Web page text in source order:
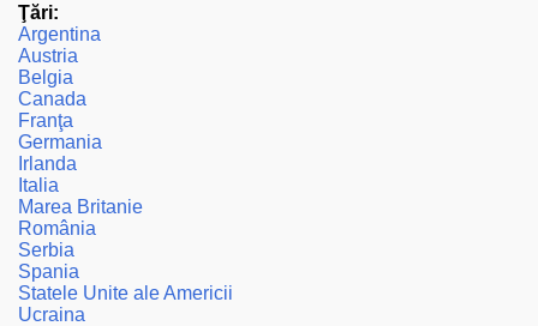
m
e
n
t
a
r
i
u
Ţări:
Argentina
Austria
Belgia
Canada
Franţa
Germania
Irlanda
Italia
Marea Britanie
România
Serbia
Spania
Statele Unite ale Americii
Ucraina